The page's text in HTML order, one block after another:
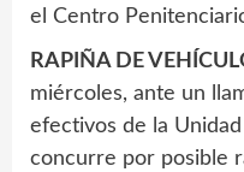
el Centro
RAPIÑA DE
miércoles, ante un
efectivos de la
concurre por posible